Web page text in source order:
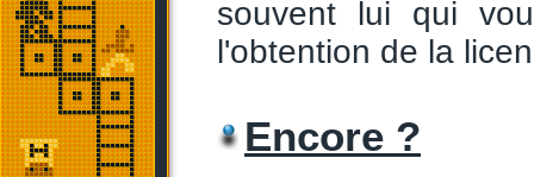
souvent lui qui
l'obtention de la
Encore ?